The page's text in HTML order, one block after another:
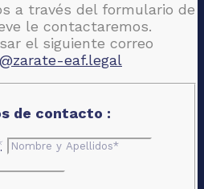
a través del formulario de
le contactaremos.
el siguiente correo
eaf.legal
de contacto :